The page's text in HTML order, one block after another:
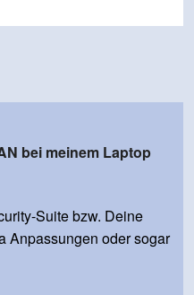
bei meinem Laptop
Suite bzw. Deine
Anpassungen oder sogar